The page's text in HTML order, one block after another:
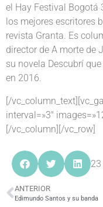
el Hay Festival Bogotá
los mejores escritores
revista Granta. Es
director de A morte de
su novela Descubrí
en 2016.
[/
interval=»3″
[/vc_column][/vc_row]
ANTERIOR
Edimundo Santos y su banda